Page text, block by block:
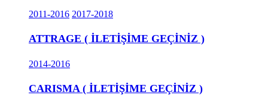
2011-2016 2017-2018
ATTRAGE ( İLETİŞİME GEÇİNİZ )
2014-2016
CARISMA ( İLETİŞİME GEÇİNİZ )